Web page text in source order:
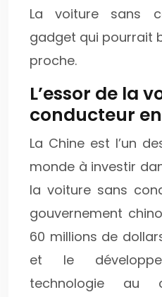
La voiture sans
gadget qui pourrait
proche.
L’essor de la
conducteur
La Chine est l’un
monde à investir
la voiture sans
gouvernement
60 millions de
et le
technologie au